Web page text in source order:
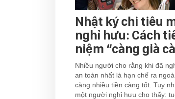
Nhật ký chi tiêu
nghỉ hưu: Cách
niệm “càng già
Nhiều người cho rằng khi đã
an toàn nhất là hạn chế ra
càng nhiều tiền càng tốt. Tuy
một người nghỉ hưu cho thấy: